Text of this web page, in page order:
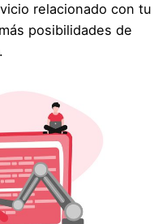
relacionado con tu
posibilidades de